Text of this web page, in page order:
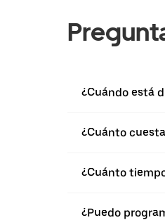
¿Cuándo está
¿Cuánto
¿Cuánto
¿Puedo